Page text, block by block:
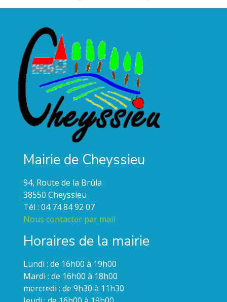
Mairie de Cheyssieu
94, Route de la Brûla
38550 Cheyssieu
Tél : 04 74 84 92 07
Nous contacter par mail
Horaires de la mairie
Lundi : de 16h00 à 19h00
Mardi : de 16h00 à 18h00
mercredi : de 9h30 à 11h30